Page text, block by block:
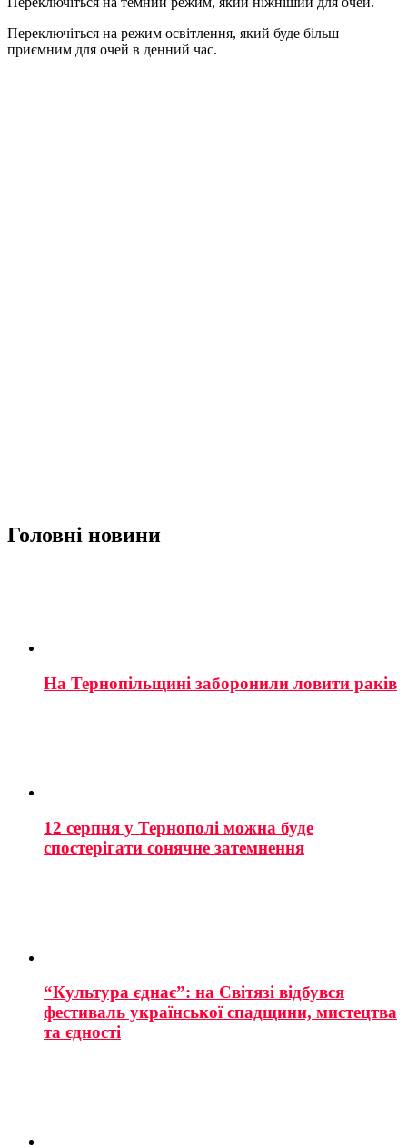
Переключіться на режим освітлення, який буде більш
приємним для очей в денний час.
Головні новини
На Тернопільщині заборонили ловити раків
12 серпня у Тернополі можна буде
спостерігати сонячне затемнення
“Культура єднає”: на Світязі відбувся
фестиваль української спадщини, мистецтва
та єдності